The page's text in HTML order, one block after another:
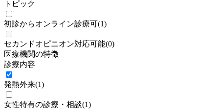
トピック
初診からオンライン診療可(1)
セカンドオピニオン対応可能(0)
医療機関の特徴
診療内容
発熱外来(1)
女性特有の診療・相談(1)